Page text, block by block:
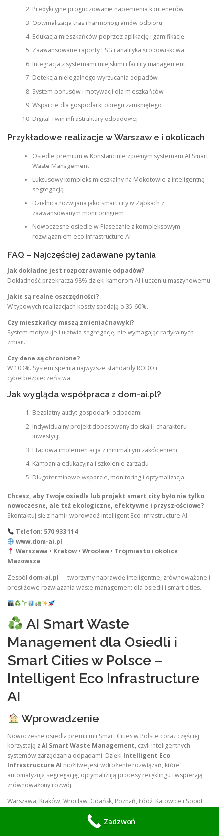
Predykcyjne prognozowanie napełnienia kontenerów
Optymalizacja tras i harmonogramów odbioru
Edukacja mieszkańców poprzez aplikację i gamifikację
Zaawansowane raporty ESG i analityka środowiskowa
Integracja z systemami miejskimi i facility management
Detekcja nielegalnego wyrzucania odpadów
System bonusów i motywacji dla mieszkańców
Wsparcie dla gospodarki obiegu zamkniętego
Digital Twin infrastruktury odpadowej
Przykładowe realizacje w Warszawie i okolicach
Osiedle premium w Konstancinie z pełnym systemem AI Smart
Waste Management
Luksusowy kompleks mieszkalny na Mokotowie z inteligentną
segregacją
Dzielnica rozwijana jako smart city w Ząbkach z
zaawansowanym monitoringiem
Nowoczesne osiedle w Piasecznie z kompleksowym
rozwiązaniem eco infrastructure AI
FAQ – Najczęściej zadawane pytania
Jak dokładne jest rozpoznawanie odpadów?
Dokładność przekracza 98% dzięki kamerom AI i uczeniu maszynowemu.
Jakie są realne oszczędności?
W typowych realizacjach koszty spadają o 35-60%.
Czy mieszkańcy muszą zmieniać nawyki?
System motywuje i ułatwia segregację, nie wymagając radykalnych
zmian.
Czy dane są chronione?
W 100%. System spełnia najwyższe standardy RODO i
cyberbezpieczeństwa.
Jak wygląda współpraca z dom-ai.pl?
Bezpłatny audyt gospodarki odpadami
Indywidualny projekt dopasowany do skali i charakteru
inwestycji
Etapowa implementacja z minimalnym zakłóceniem
Kampania edukacyjna i szkolenie zarządu
Długoterminowe wsparcie, monitoring i optymalizacja
Chcesz, aby Twoje osiedle lub projekt smart city było nie tylko
nowoczesne, ale też ekologiczne, efektywne i przyszłościowe?
Skontaktuj się z nami i wprowadź Intelligent Eco Infrastructure AI.
Telefon: 570 933 114
www.dom-ai.pl
Warszawa • Kraków • Wrocław • Trójmiasto i okolice
Mazowsza
Zespół dom-ai.pl — tworzymy naprawdę inteligentne, zrównoważone i
prestiżowe rozwiązania waste management dla osiedli i smart cities.
AI Smart Waste
Management dla Osiedli i
Smart Cities w Polsce –
Intelligent Eco Infrastructure
AI
Wprowadzenie
Nowoczesne osiedla premium i Smart Cities w Polsce coraz częściej
korzystają zAI Smart Waste Management, czyli inteligentnych
systemów zarządzania odpadami. Dzięki Intelligent Eco
Infrastructure AI możliwe jest wdrożenie rozwiązań, które
automatyzują segregację, optymalizują procesy recyklingu i wspierają
zrównoważony rozwój.
Warszawa, Kraków, Wrocław, Gdańsk, Poznań, Łódź, Katowice i Sopot
luksusowych nieruchomościach i inteligentnych miastach
podnosi ROI i tworzy przewagę konkurencyjną.
Zadzwoń